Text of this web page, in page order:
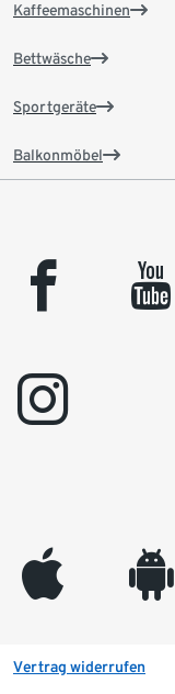
Kaffeemaschinen
Bettwäsche
Sportgeräte
Balkonmöbel
facebook youtube
instagram
appleinc android
Vertrag widerrufen